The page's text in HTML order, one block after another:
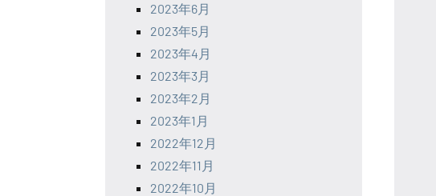
2023年6月
2023年5月
2023年4月
2023年3月
2023年2月
2023年1月
2022年12月
2022年11月
2022年10月